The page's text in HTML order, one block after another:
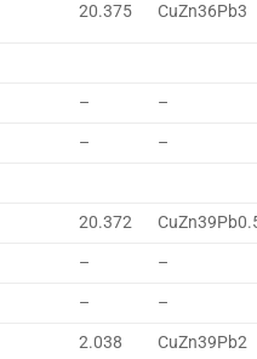
20.375 CuZn36Pb3
–
–
– –
20.372
–
–
–
–
2.038
CuZn39Pb2